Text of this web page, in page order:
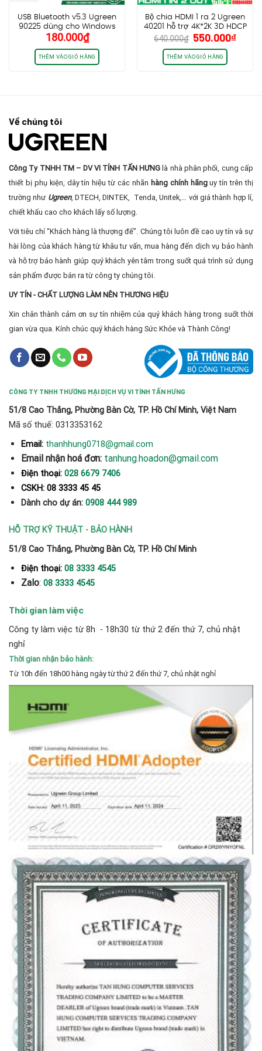
USB Bluetooth v5.3 Ugreen
90225 dùng cho Windows
8.1 / 10 / 11, kết nối cùng lúc
180.000₫
THÊM VÀO GIỎ HÀNG
Bộ chia HDMI 1 ra 2 Ugreen
40201 hỗ trợ 4K*2K 3D HDCP
640.000₫ Giá
gốc
là:
640.000₫.
550.000₫Giá
THÊM VÀO GIỎ HÀNG
Về chúng tôi
Công Ty TNHH TM – DV VI TÍNH TẤN HƯNGlà nhà phân phối, cung cấp
thiết bị phụ kiện, dây tín hiệu từ các nhãn hàng chính hãnguy tín trên thị
trường như Ugreen, DTECH, DINTEK, Tenda, Unitek,… với giá thành hợp lí,
chiết khấu cao cho khách lấy số lượng.
Với tiêu chí “Khách hàng là thượng đế”. Chúng tôi luôn đề cao uy tín và sự
hài lòng của khách hàng từ khâu tư vấn, mua hàng đến dịch vụ bảo hành
và hỗ trợ bảo hành giúp quý khách yên tâm trong suốt quá trình sử dụng
sản phẩm được bán ra từ công ty chúng tôi.
UY TÍN - CHẤT LƯỢNG LÀM NÊN THƯƠNG HIỆU
Xin chân thành cảm ơn sự tín nhiệm của quý khách hàng trong suốt thời
gian vừa qua. Kính chúc quý khách hàng Sức Khỏe và Thành Công!
CÔNG TY TNHH THƯƠNG MẠI DỊCH VỤ VI TÍNH TẤN HƯNG
51/8 Cao Thắng, Phường Bàn Cờ, TP. Hồ Chí Minh, Việt Nam
Mã số thuế: 0313353162
Email: thanhhung0718@gmail.com
Email nhận hoá đơn: tanhung.hoadon@gmail.com
Điện thoại: 028 6679 7406
CSKH: 08 3333 45 45
Dành cho dự án: 0908 444 989
HỖ TRỢ KỸ THUẬT - BẢO HÀNH
51/8 Cao Thắng, Phường Bàn Cờ, TP. Hồ Chí Minh
Điện thoại: 08 3333 4545
Zalo: 08 3333 4545
Thời gian làm việc
Công ty làm việc từ 8h - 18h30 từ thứ 2 đến thứ 7, chủ nhật
nghỉ
Thời gian nhận bảo hành:
Từ 10h đến 18h00 hàng ngày từ thứ 2 đến thứ 7, chủ nhật nghỉ